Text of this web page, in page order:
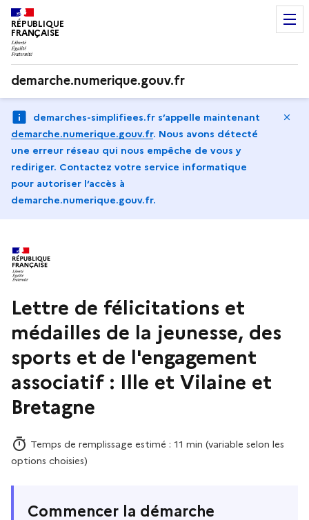
RÉPUBLIQUE
FRANÇAISE
demarche.numerique.gouv.fr
demarches-simplifiees.fr s’appelle maintenant
demarche.numerique.gouv.fr. Nous avons détecté
une erreur réseau qui nous empêche de vous y
rediriger. Contactez votre service informatique
pour autoriser l‘accès à
demarche.numerique.gouv.fr.
Lettre de félicitations et
médailles de la jeunesse, des
sports et de l'engagement
associatif : Ille et Vilaine et
Bretagne
Temps de remplissage estimé : 11 min (variable selon les
options choisies)
Commencer la démarche